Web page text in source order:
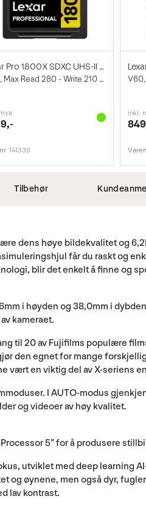
Lexar Pro 1800X SDXC UHS-II U3 64GB
V60, Max Read 280 - Write 210 MB/s
141339
inkl.
Tilbehør
dens høye bildekvalitet og
får du raskt og
blir det enkelt å finne og
i høyden og 38,0mm i
kameraet.
til 20 av Fujifilms populære
den egnet for mange
vært en viktig del av X-seriens
I AUTO-modus
og videoer av høy kvalitet.
5” for å produsere
utviklet med deep learning
øynene, men også dyr,
lav kontrast.